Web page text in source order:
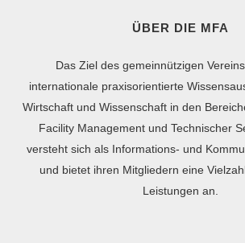
ÜBER DIE MFA
Das Ziel des gemeinnützigen
internationale praxisorientierte
Wirtschaft und Wissenschaft in den
Facility Management und Technischer
versteht sich als Informations- und
und bietet ihren Mitgliedern eine
Leistungen an.